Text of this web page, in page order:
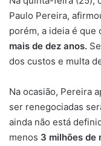
Paulo Pereira,
porém, a ideia é que
mais de dez anos.
dos custos e multa
Na ocasião, Pereira
ser renegociadas
ainda não está
menos 3 milhões de